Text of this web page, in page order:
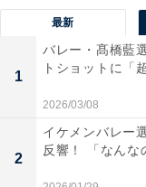
最新
1
バレー・髙橋藍
トショットに「
2026/03/08
2
イケメンバレー
反響！ 「なんな